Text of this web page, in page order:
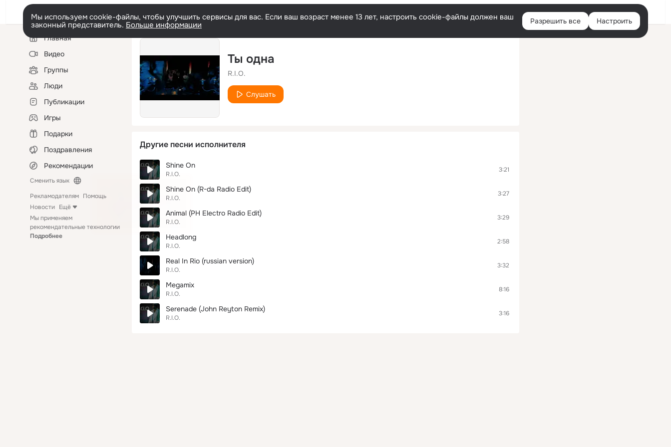
Войти
Мы используем cookie-файлы, чтобы улучшить сервисы для вас. Если ваш возраст менее 13 лет, настроить cookie-файлы должен ваш
законный представитель. Больше информации Разрешить все Настроить
Левая
колонкаГлавная
Видео
Группы
Люди
Публикации
Игры
Подарки
Поздравления
Рекомендации
Сменить язык
Рекламодателям Помощь
Новости Ещё
Мы применяем
рекомендательные технологии
Подробнее
Ты одна
R.I.O.
Слушать
Другие песни исполнителя
Shine On
R.I.O.
3:21
Shine On (R-da Radio Edit)
R.I.O.
3:27
Animal (PH Electro Radio Edit)
R.I.O.
3:29
Headlong
R.I.O.
2:58
Real In Rio (russian version)
R.I.O.
3:32
Megamix
R.I.O.
8:16
Serenade (John Reyton Remix)
R.I.O.
3:16